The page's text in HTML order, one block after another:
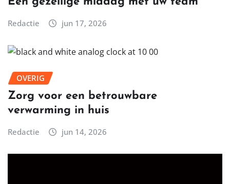
Redactie jun 17, 2026
OVERIG
Zorg voor een betrouwbare
verwarming in huis
Redactie jun 14, 2026